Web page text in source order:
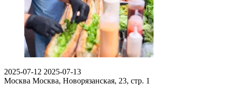
2025-07-12 2025-07-13
Москва Москва, Новорязанская, 23, стр. 1